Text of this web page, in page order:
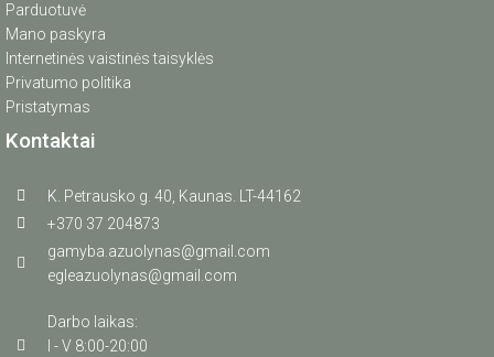
Parduotuvė
Mano paskyra
Internetinės vaistinės taisyklės
Privatumo politika
Pristatymas
Kontaktai
K. Petrausko g. 40, Kaunas. LT-44162
+370 37 204873
gamyba.azuolynas@gmail.com
egleazuolynas@gmail.com
Darbo laikas:
I - V 8:00-20:00